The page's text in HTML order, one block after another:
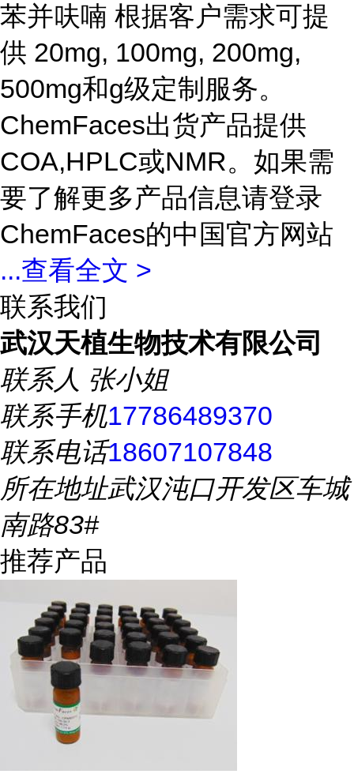
苯并呋喃 根据客户需求可提
供 20mg, 100mg, 200mg,
500mg和g级定制服务。
ChemFaces出货产品提供
COA,HPLC或NMR。如果需
要了解更多产品信息请登录
ChemFaces的中国官方网站
...查看全文 >
联系我们
武汉天植生物技术有限公司
联系人 张小姐
联系手机17786489370
联系电话18607107848
所在地址武汉沌口开发区车城
南路83#
推荐产品